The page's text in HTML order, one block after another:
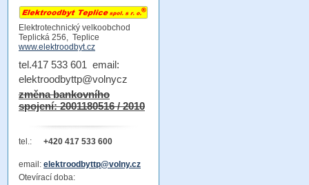
Elektrotechnický velkoobchod
Teplická 256, Teplice
www.elektroodbyt.cz
tel.417 533 601 email:
elektroodbyttp@volnycz
změna bankovního
spojení: 2001180516 / 2010
tel.: +420 417 533 600
email: elektroodbyttp@volny.cz
Otevírací doba: